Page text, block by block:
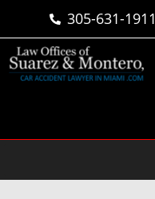
305-631-1911